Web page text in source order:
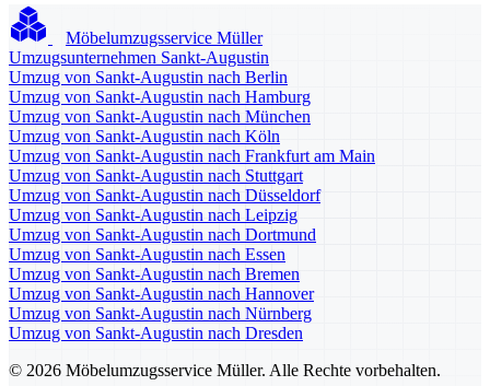
Möbelumzugsservice Müller
Umzugsunternehmen Sankt-Augustin
Umzug von Sankt-Augustin nach Berlin
Umzug von Sankt-Augustin nach Hamburg
Umzug von Sankt-Augustin nach München
Umzug von Sankt-Augustin nach Köln
Umzug von Sankt-Augustin nach Frankfurt am Main
Umzug von Sankt-Augustin nach Stuttgart
Umzug von Sankt-Augustin nach Düsseldorf
Umzug von Sankt-Augustin nach Leipzig
Umzug von Sankt-Augustin nach Dortmund
Umzug von Sankt-Augustin nach Essen
Umzug von Sankt-Augustin nach Bremen
Umzug von Sankt-Augustin nach Hannover
Umzug von Sankt-Augustin nach Nürnberg
Umzug von Sankt-Augustin nach Dresden
© 2026 Möbelumzugsservice Müller. Alle Rechte vorbehalten.